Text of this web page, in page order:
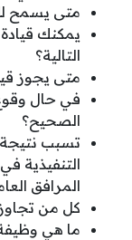
متى يسمح
يمكنك قيادة
التالية؟
متى يجوز
في حال
الصحيح؟
تسبب نتيجة
التنفيذية
المرافق
كل من
ما هي وظيفة